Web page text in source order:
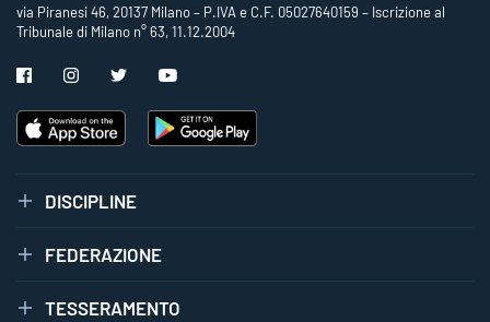
via Piranesi 46, 20137 Milano – P.IVA e C.F. 05027640159 – Iscrizione al
Tribunale di Milano n° 63, 11.12.2004
DISCIPLINE
FEDERAZIONE
TESSERAMENTO